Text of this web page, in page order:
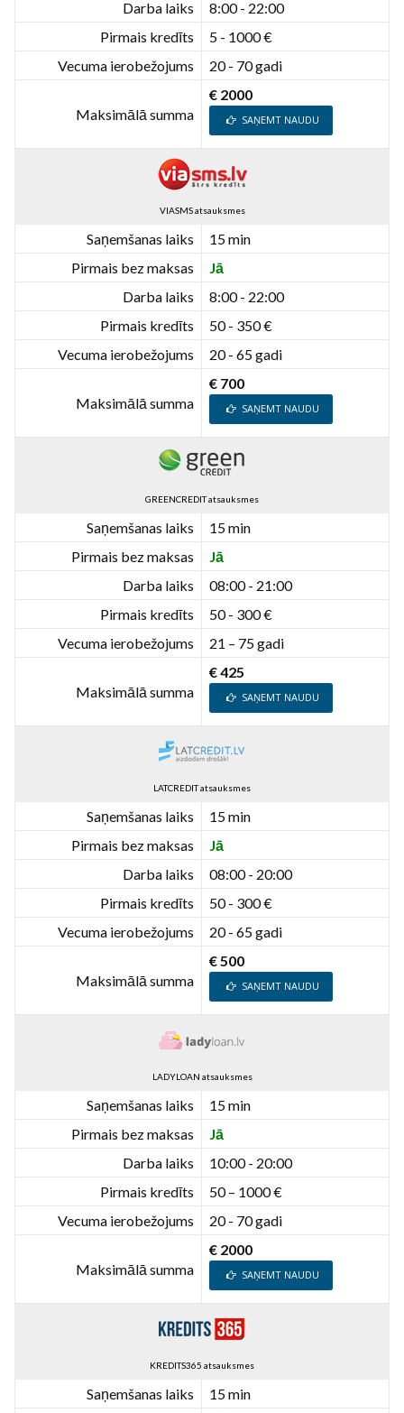
Darba laiks
8:00 - 22:00
Pirmais kredīts
5 - 1000 €
Vecuma ierobežojums
20 - 70 gadi
Maksimālā summa
€ 2000
SAŅEMT NAUDU
VIASMS atsauksmes
Saņemšanas laiks
15 min
Pirmais bez maksas
Jā
Darba laiks
8:00 - 22:00
Pirmais kredīts
50 - 350 €
Vecuma ierobežojums
20 - 65 gadi
Maksimālā summa
€ 700
SAŅEMT NAUDU
GREENCREDIT atsauksmes
Saņemšanas laiks
15 min
Pirmais bez maksas
Jā
Darba laiks
08:00 - 21:00
Pirmais kredīts
50 - 300 €
Vecuma ierobežojums
21 – 75 gadi
Maksimālā summa
€ 425
SAŅEMT NAUDU
LATCREDIT atsauksmes
Saņemšanas laiks
15 min
Pirmais bez maksas
Jā
Darba laiks
08:00 - 20:00
Pirmais kredīts
50 - 300 €
Vecuma ierobežojums
20 - 65 gadi
Maksimālā summa
€ 500
SAŅEMT NAUDU
LADYLOAN atsauksmes
Saņemšanas laiks
15 min
Pirmais bez maksas
Jā
Darba laiks
10:00 - 20:00
Pirmais kredīts
50 – 1000 €
Vecuma ierobežojums
20 - 70 gadi
Maksimālā summa
€ 2000
SAŅEMT NAUDU
KREDITS365 atsauksmes
Saņemšanas laiks
15 min